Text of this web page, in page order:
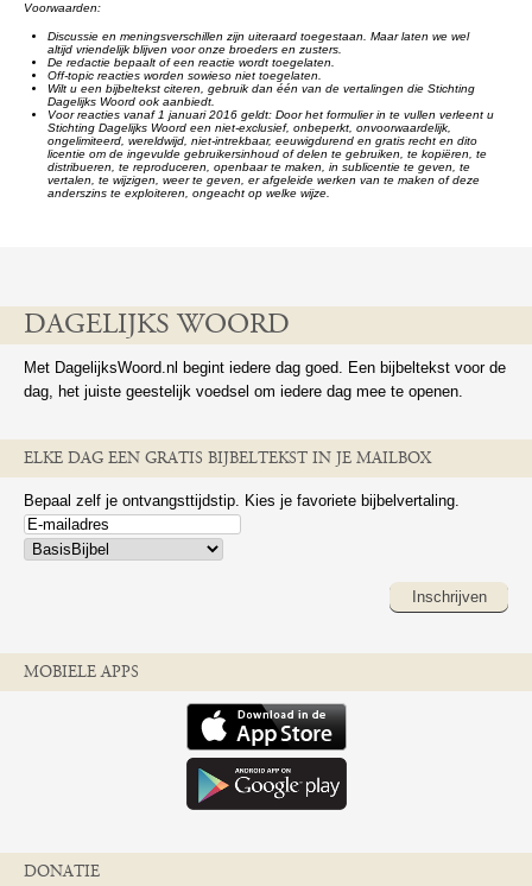
Voorwaarden:
Discussie en meningsverschillen zijn uiteraard toegestaan. Maar laten we wel
altijd vriendelijk blijven voor onze broeders en zusters.
De redactie bepaalt of een reactie wordt toegelaten.
Off-topic reacties worden sowieso niet toegelaten.
Wilt u een bijbeltekst citeren, gebruik dan één van de vertalingen die Stichting
Dagelijks Woord ook aanbiedt.
Voor reacties vanaf 1 januari 2016 geldt: Door het formulier in te vullen verleent u
Stichting Dagelijks Woord een niet-exclusief, onbeperkt, onvoorwaardelijk,
ongelimiteerd, wereldwijd, niet-intrekbaar, eeuwigdurend en gratis recht en dito
licentie om de ingevulde gebruikersinhoud of delen te gebruiken, te kopiëren, te
distribueren, te reproduceren, openbaar te maken, in sublicentie te geven, te
vertalen, te wijzigen, weer te geven, er afgeleide werken van te maken of deze
anderszins te exploiteren, ongeacht op welke wijze.
DAGELIJKS WOORD
Met DagelijksWoord.nl begint iedere dag goed. Een bijbeltekst voor de
dag, het juiste geestelijk voedsel om iedere dag mee te openen.
ELKE DAG EEN GRATIS BIJBELTEKST IN JE MAILBOX
Bepaal zelf je ontvangsttijdstip. Kies je favoriete bijbelvertaling.
Inschrijven
MOBIELE APPS
DONATIE